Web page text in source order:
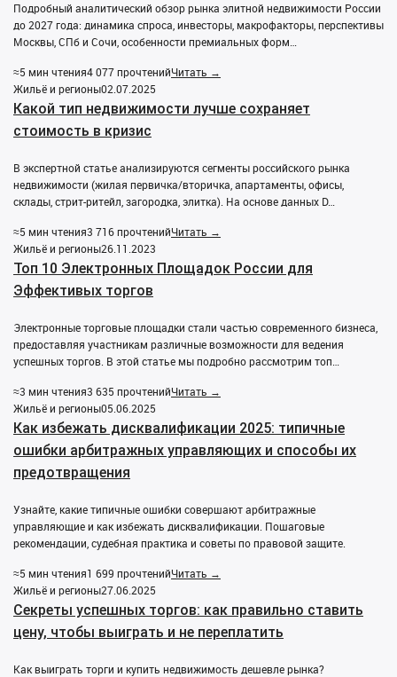
Подробный аналитический обзор рынка элитной недвижимости России
до 2027 года: динамика спроса, инвесторы, макрофакторы, перспективы
Москвы, СПб и Сочи, особенности премиальных форм…
≈5 мин чтения4 077 прочтенийЧитать →
Жильё и регионы02.07.2025
Какой тип недвижимости лучше сохраняет
стоимость в кризис
В экспертной статье анализируются сегменты российского рынка
недвижимости (жилая первичка/вторичка, апартаменты, офисы,
склады, стрит-ритейл, загородка, элитка). На основе данных D…
≈5 мин чтения3 716 прочтенийЧитать →
Жильё и регионы26.11.2023
Топ 10 Электронных Площадок России для
Эффективых торгов
Электронные торговые площадки стали частью современного бизнеса,
предоставляя участникам различные возможности для ведения
успешных торгов. В этой статье мы подробно рассмотрим топ…
≈3 мин чтения3 635 прочтенийЧитать →
Жильё и регионы05.06.2025
Как избежать дисквалификации 2025: типичные
ошибки арбитражных управляющих и способы их
предотвращения
Узнайте, какие типичные ошибки совершают арбитражные
управляющие и как избежать дисквалификации. Пошаговые
рекомендации, судебная практика и советы по правовой защите.
≈5 мин чтения1 699 прочтенийЧитать →
Жильё и регионы27.06.2025
Секреты успешных торгов: как правильно ставить
цену, чтобы выиграть и не переплатить
Как выиграть торги и купить недвижимость дешевле рынка?